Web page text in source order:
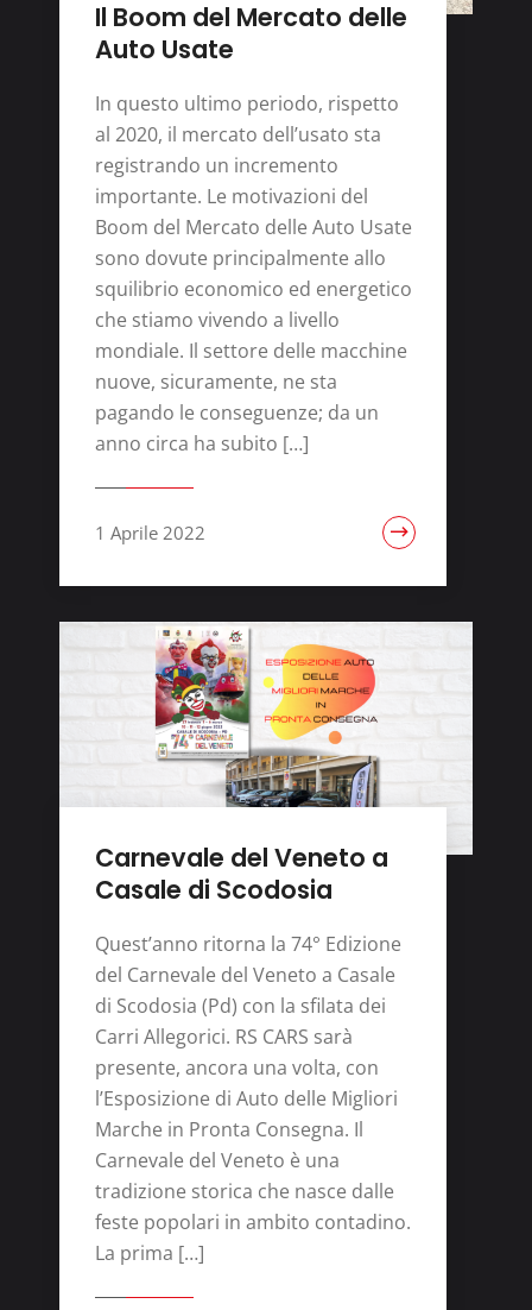
Il Boom del Mercato delle
Auto Usate
In questo ultimo periodo, rispetto
al 2020, il mercato dell’usato sta
registrando un incremento
importante. Le motivazioni del
Boom del Mercato delle Auto Usate
sono dovute principalmente allo
squilibrio economico ed energetico
che stiamo vivendo a livello
mondiale. Il settore delle macchine
nuove, sicuramente, ne sta
pagando le conseguenze; da un
anno circa ha subito […]
1 Aprile 2022
Carnevale del Veneto a
Casale di Scodosia
Quest’anno ritorna la 74° Edizione
del Carnevale del Veneto a Casale
di Scodosia (Pd) con la sfilata dei
Carri Allegorici. RS CARS sarà
presente, ancora una volta, con
l’Esposizione di Auto delle Migliori
Marche in Pronta Consegna. Il
Carnevale del Veneto è una
tradizione storica che nasce dalle
feste popolari in ambito contadino.
La prima […]